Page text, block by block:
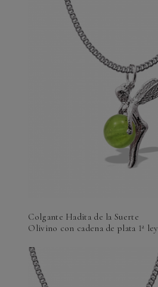
Colgante Hadita de la Suerte
Olivino con cadena de plata 1ª ley